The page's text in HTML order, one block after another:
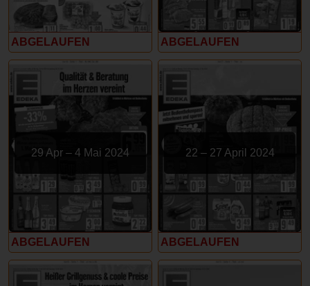
ABGELAUFEN ABGELAUFEN
29 Apr – 4 Mai 2024
ABGELAUFEN
22 – 27 April 2024
ABGELAUFEN